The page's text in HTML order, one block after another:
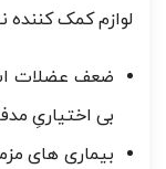
لوازم کمک کننده
ضعف عضلات
بی اختیاریِ
بیماری های